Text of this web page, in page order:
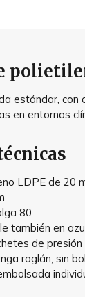
estándar, con
en entornos
LDPE de 20
80
también en
de
raglán, sin